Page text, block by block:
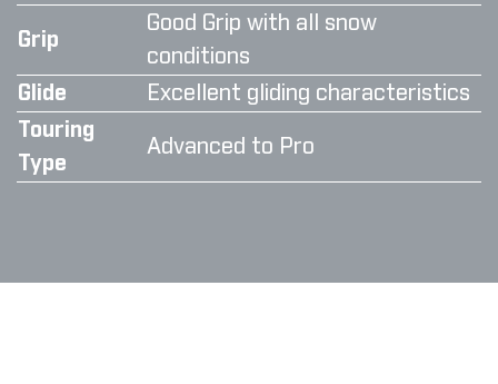
Grip
Good Grip with all snow
conditions
Glide
Excellent gliding characteristics
Touring
Type
Advanced to Pro